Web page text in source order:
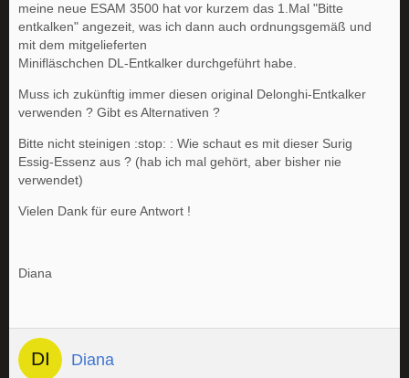
meine neue ESAM 3500 hat vor kurzem das 1.Mal "Bitte
entkalken" angezeit, was ich dann auch ordnungsgemäß und
mit dem mitgelieferten
Minifläschchen DL-Entkalker durchgeführt habe.
Muss ich zukünftig immer diesen original Delonghi-Entkalker
verwenden ? Gibt es Alternativen ?
Bitte nicht steinigen :stop: : Wie schaut es mit dieser Surig
Essig-Essenz aus ? (hab ich mal gehört, aber bisher nie
verwendet)
Vielen Dank für eure Antwort !
Diana
Diana